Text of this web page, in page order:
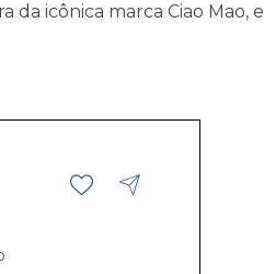
icônica marca Ciao Mao, e